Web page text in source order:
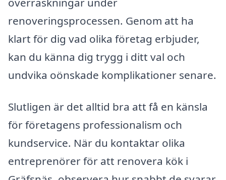
renoveringsprocessen. Genom att ha
klart för dig vad olika företag erbjuder,
kan du känna dig trygg i ditt val och
undvika oönskade komplikationer senare.
Slutligen är det alltid bra att få en känsla
för företagens professionalism och
kundservice. När du kontaktar olika
entreprenörer för att renovera kök i